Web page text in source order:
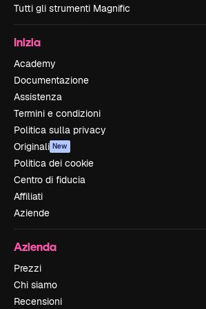
Tutti gli strumenti Magnific
Inizia
Academy
Documentazione
Assistenza
Termini e condizioni
Politica sulla privacy
Originali New
Politica dei cookie
Centro di fiducia
Affiliati
Aziende
Azienda
Prezzi
Chi siamo
Recensioni